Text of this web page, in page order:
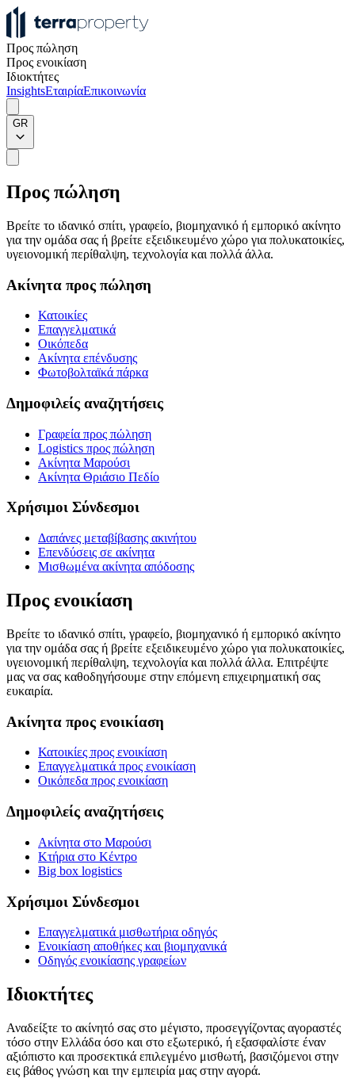
Προς πώληση
Προς ενοικίαση
Ιδιοκτήτες
InsightsΕταιρίαΕπικοινωνία
GR
Προς πώληση
Βρείτε το ιδανικό σπίτι, γραφείο, βιομηχανικό ή εμπορικό ακίνητο
για την ομάδα σας ή βρείτε εξειδικευμένο χώρο για πολυκατοικίες,
υγειονομική περίθαλψη, τεχνολογία και πολλά άλλα.
Ακίνητα προς πώληση
Κατοικίες
Επαγγελματικά
Οικόπεδα
Ακίνητα επένδυσης
Φωτοβολταϊκά πάρκα
Δημοφιλείς αναζητήσεις
Γραφεία προς πώληση
Logistics προς πώληση
Ακίνητα Μαρούσι
Ακίνητα Θριάσιο Πεδίο
Χρήσιμοι Σύνδεσμοι
Δαπάνες μεταβίβασης ακινήτου
Επενδύσεις σε ακίνητα
Μισθωμένα ακίνητα απόδοσης
Προς ενοικίαση
Βρείτε το ιδανικό σπίτι, γραφείο, βιομηχανικό ή εμπορικό ακίνητο
για την ομάδα σας ή βρείτε εξειδικευμένο χώρο για πολυκατοικίες,
υγειονομική περίθαλψη, τεχνολογία και πολλά άλλα. Επιτρέψτε
μας να σας καθοδηγήσουμε στην επόμενη επιχειρηματική σας
ευκαιρία.
Ακίνητα προς ενοικίαση
Κατοικίες προς ενοικίαση
Επαγγελματικά προς ενοικίαση
Οικόπεδα προς ενοικίαση
Δημοφιλείς αναζητήσεις
Ακίνητα στο Μαρούσι
Κτήρια στο Κέντρο
Big box logistics
Χρήσιμοι Σύνδεσμοι
Επαγγελματικά μισθωτήρια οδηγός
Ενοικίαση αποθήκες και βιομηχανικά
Οδηγός ενοικίασης γραφείων
Ιδιοκτήτες
Αναδείξτε το ακίνητό σας στο μέγιστο, προσεγγίζοντας αγοραστές
τόσο στην Ελλάδα όσο και στο εξωτερικό, ή εξασφαλίστε έναν
αξιόπιστο και προσεκτικά επιλεγμένο μισθωτή, βασιζόμενοι στην
εις βάθος γνώση και την εμπειρία μας στην αγορά.